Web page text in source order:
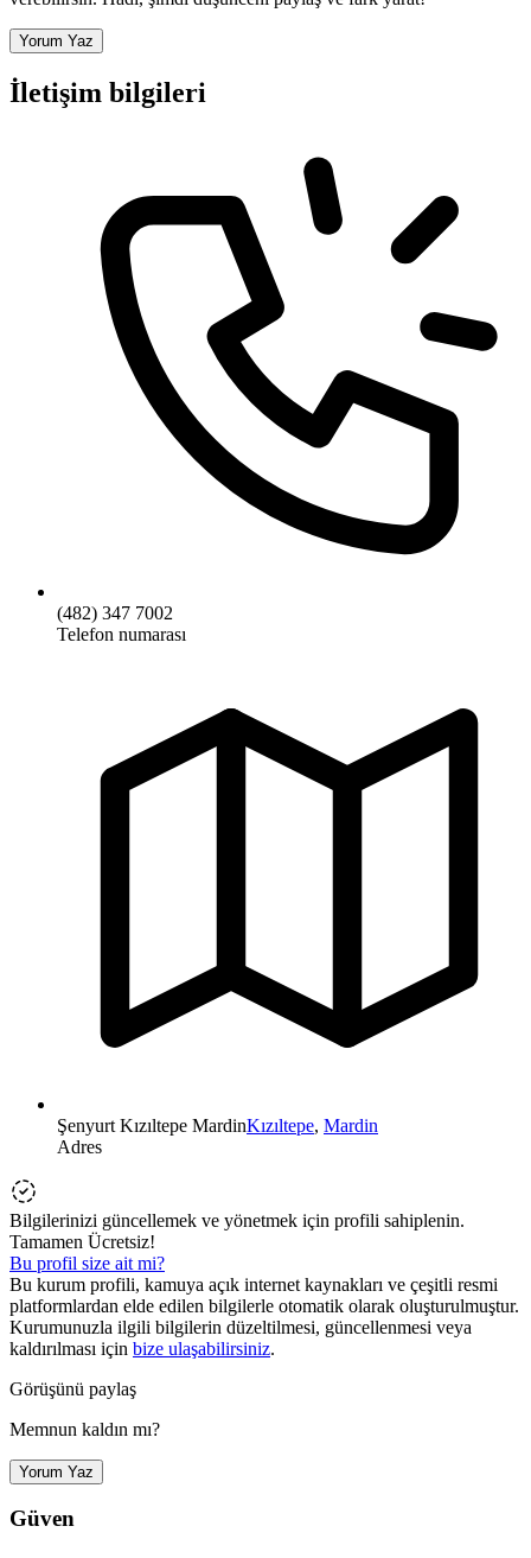
Yorum Yaz
İletişim bilgileri
(482) 347 7002
Telefon numarası
Şenyurt Kızıltepe MardinKızıltepe, Mardin
Adres
Bilgilerinizi güncellemek ve yönetmek için profili sahiplenin.
Tamamen Ücretsiz!
Bu profil size ait mi?
Bu kurum profili, kamuya açık internet kaynakları ve çeşitli resmi
platformlardan elde edilen bilgilerle otomatik olarak oluşturulmuştur.
Kurumunuzla ilgili bilgilerin düzeltilmesi, güncellenmesi veya
kaldırılması için bize ulaşabilirsiniz.
Görüşünü paylaş
Memnun kaldın mı?
Yorum Yaz
Güven